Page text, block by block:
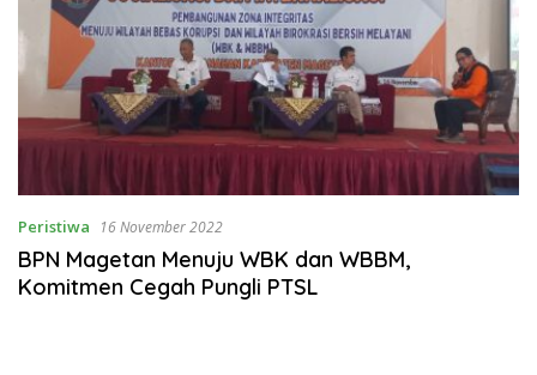
Peristiwa 16 November 2022
BPN Magetan Menuju WBK dan WBBM,
Komitmen Cegah Pungli PTSL